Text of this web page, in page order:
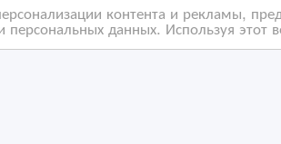
контента и рекламы,
персональных данных. Используя